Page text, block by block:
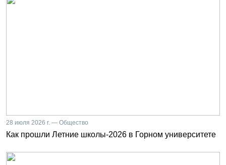
28 июля 2026 г. — Общество
Как прошли Летние школы-2026 в Горном университете